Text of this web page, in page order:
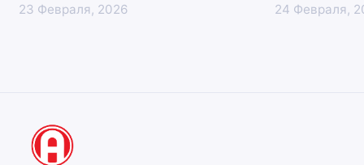
23 Февраля, 2026 24 Февраля,